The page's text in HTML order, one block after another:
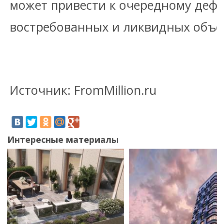
может привести к очередному
востребованных и ликвидных
Источник: FromMillion.ru
Интересные материалы